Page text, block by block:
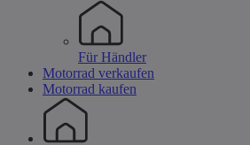
Für Händler
Motorrad verkaufen
Motorrad kaufen